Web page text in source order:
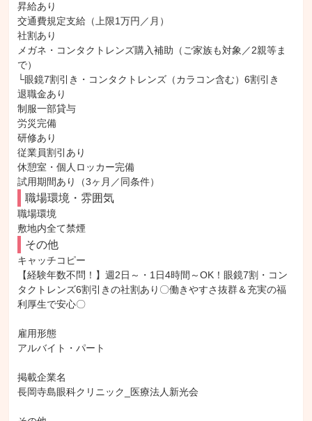
昇給あり
交通費規定支給（上限1万円／月）
社割あり
メガネ・コンタクトレンズ購入補助（ご家族も対象／2親等ま
で）
└眼鏡7割引き・コンタクトレンズ（カラコン含む）6割引き
退職金あり
制服一部貸与
労災完備
研修あり
従業員割引あり
休憩室・個人ロッカー完備
試用期間あり（3ヶ月／同条件）
職場環境・雰囲気
職場環境
敷地内全て禁煙
その他
キャッチコピー
【経験年数不問！】週2日～・1日4時間～OK！眼鏡7割・コン
タクトレンズ6割引きの社割あり〇働きやすさ抜群＆充実の福
利厚生で安心〇
雇用形態
アルバイト・パート
掲載企業名
長岡寺島眼科クリニック_医療法人新光会